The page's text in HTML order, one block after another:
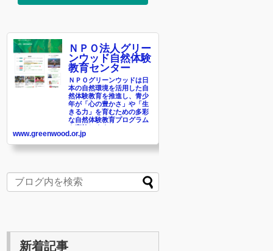
ＮＰＯ法人グリー
ンウッド自然体験
教育センター
ＮＰＯグリーンウッドは日
本の自然環境を活用した自
然体験教育を推進し、青少
年が「心の豊かさ」や「生
きる力」を育むための多彩
な自然体験教育プログラム
を実施します。
www.greenwood.or.jp
新着記事